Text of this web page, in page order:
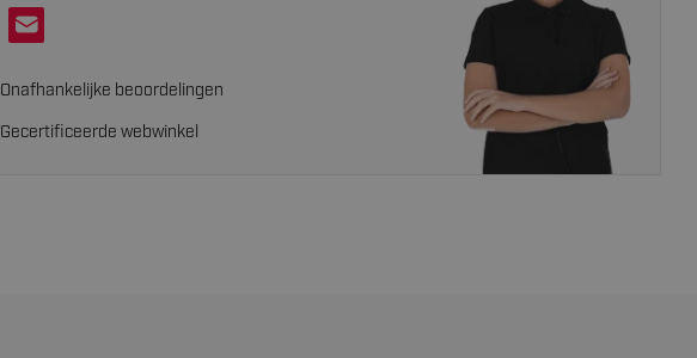
Onafhankelijke beoordelingen
Gecertificeerde webwinkel